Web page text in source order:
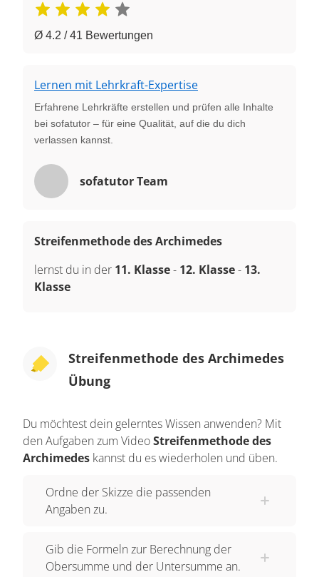
Ø 4.2 / 41 Bewertungen
Lernen mit Lehrkraft-Expertise
Erfahrene Lehrkräfte erstellen und prüfen alle Inhalte
bei sofatutor – für eine Qualität, auf die du dich
verlassen kannst.
sofatutor Team
Streifenmethode des Archimedes
lernst du in der 11. Klasse- 12. Klasse- 13.
Klasse
Streifenmethode des Archimedes
Übung
Du möchtest dein gelerntes Wissen anwenden? Mit
den Aufgaben zum VideoStreifenmethode des
Archimedes kannst du es wiederholen und üben.
Ordne der Skizze die passenden
Angaben zu.
Gib die Formeln zur Berechnung der
Obersumme und der Untersumme an.